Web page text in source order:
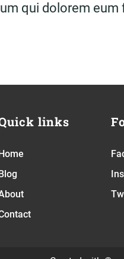
qui dolorem eum
links
Home
Blog